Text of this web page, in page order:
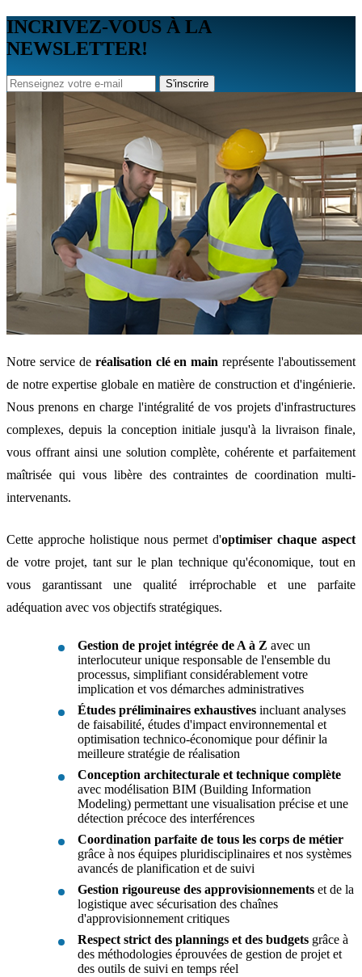
INCRIVEZ-VOUS À LA
NEWSLETTER!
S'inscrire
Notre service de réalisation clé en main représente l'aboutissement
de notre expertise globale en matière de construction et d'ingénierie.
Nous prenons en charge l'intégralité de vos projets d'infrastructures
complexes, depuis la conception initiale jusqu'à la livraison finale,
vous offrant ainsi une solution complète, cohérente et parfaitement
maîtrisée qui vous libère des contraintes de coordination multi-
intervenants.
Cette approche holistique nous permet d'optimiser chaque aspect
de votre projet, tant sur le plan technique qu'économique, tout en
vous garantissant une qualité irréprochable et une parfaite
adéquation avec vos objectifs stratégiques.
Gestion de projet intégrée de A à Z avec un
interlocuteur unique responsable de l'ensemble du
processus, simplifiant considérablement votre
implication et vos démarches administratives
Études préliminaires exhaustives incluant analyses
de faisabilité, études d'impact environnemental et
optimisation technico-économique pour définir la
meilleure stratégie de réalisation
Conception architecturale et technique complète
avec modélisation BIM (Building Information
Modeling) permettant une visualisation précise et une
détection précoce des interférences
Coordination parfaite de tous les corps de métier
grâce à nos équipes pluridisciplinaires et nos systèmes
avancés de planification et de suivi
Gestion rigoureuse des approvisionnements et de la
logistique avec sécurisation des chaînes
d'approvisionnement critiques
Respect strict des plannings et des budgets grâce à
des méthodologies éprouvées de gestion de projet et
des outils de suivi en temps réel